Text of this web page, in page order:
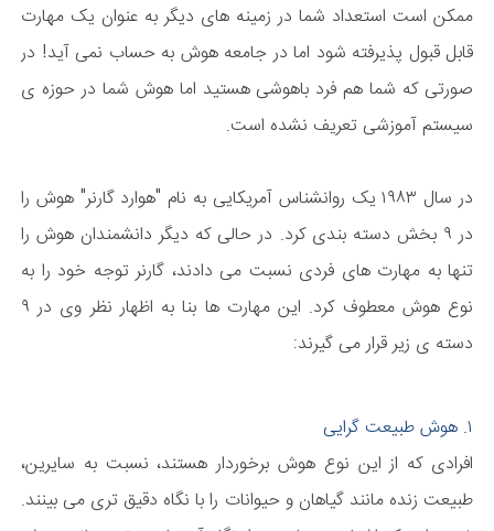
ممکن است استعداد شما در زمینه های دیگر به عنوان یک مهارت
قابل قبول پذیرفته شود اما در جامعه هوش به حساب نمی آید! در
صورتی که شما هم فرد باهوشی هستید اما هوش شما در حوزه ی
سیستم آموزشی تعریف نشده است.
در سال ۱۹۸۳ یک روانشناس آمریکایی به نام "هوارد گارنر" هوش را
در ۹ بخش دسته بندی کرد. در حالی که دیگر دانشمندان هوش را
تنها به مهارت های فردی نسبت می دادند، گارنر توجه خود را به
نوع هوش معطوف کرد. این مهارت ها بنا به اظهار نظر وی در ۹
دسته ی زیر قرار می گیرند:
۱. هوش طبیعت گرایی
افرادی که از این نوع هوش برخوردار هستند، نسبت به سایرین،
طبیعت زنده مانند گیاهان و حیوانات را با نگاه دقیق تری می بینند.